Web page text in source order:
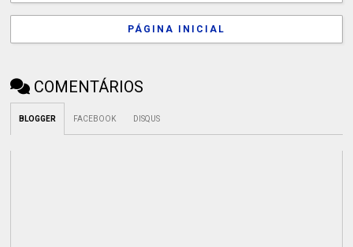
PÁGINA INICIAL
COMENTÁRIOS
BLOGGER FACEBOOK DISQUS